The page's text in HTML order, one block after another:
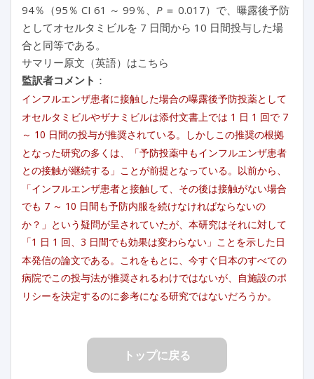
94％（95％ CI 61 ～ 99％、 P＝ 0.017）で、曝露後予防
としてオセルタミビルを 7 日間から 10 日間投与した場
合と同等である。
サマリー原文（英語）はこちら
監訳者コメント ：
インフルエンザ患者に接触した場合の曝露後予防投薬として
オセルタミビルやザナミビルは添付文書上では 1 日 1 回で 7
～ 10 日間の投与が推奨されている。しかしこの推奨の根拠
となった研究の多くは、「予防投薬中もインフルエンザ患者
との接触が継続する」ことが前提となっている。以前から、
「インフルエンザ患者と接触して、その後は接触がない場合
でも 7 ～ 10 日間も予防内服を続けなければならないの
か？」という疑問が呈されていたが、本研究はそれに対して
「1 日 1 回、3 日間でも効果は変わらない」ことを示した日
本発信の論文である。これをもとに、今すぐ日本のすべての
病院でこの投与法が推奨されるわけではないが、自施設のポ
リシーを決定するのに参考になる研究ではないだろうか。
トップに戻る